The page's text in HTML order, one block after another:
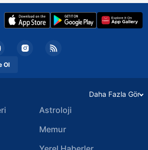
Ol
Daha Fazla Gör
Astroloji
Memur